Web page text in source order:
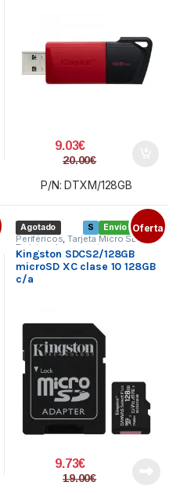
9.03€
20.00€
P/N: DTXM/128GB
Envío gratis
S
Agotado Oferta
Periféricos,Tarjeta Micro SD,
Tarjetas de memoria
Kingston SDCS2/128GB
microSD XC clase 10 128GB
c/a
9.73€
19.00€